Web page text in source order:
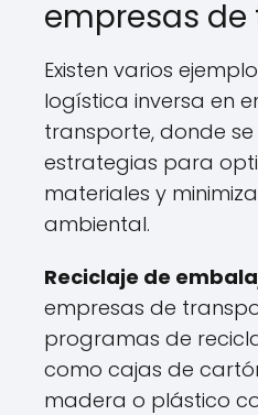
empresas
Existen varios
logística inversa en
transporte, donde
estrategias para
materiales y
ambiental.
Reciclaje de
empresas de
programas de
como cajas de
madera o plástico